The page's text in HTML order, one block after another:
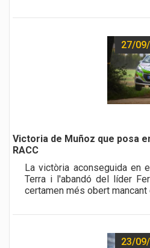
27/
Victoria de Muñoz que posa
RACC
La victòria aconseguida en
Terra i l'abandó del líder
certamen més obert
23/